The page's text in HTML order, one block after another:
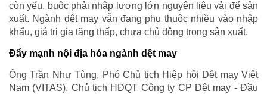
còn yếu, buộc phải nhập lượng lớn nguyên liệu vải để sản
xuất. Ngành dệt may vẫn đang phụ thuộc nhiều vào nhập
khẩu, giá trị gia tăng thấp, chưa chủ động trong sản xuất.
Đẩy mạnh nội địa hóa ngành dệt may
Ông Trần Như Tùng, Phó Chủ tịch Hiệp hội Dệt may Việt
Nam (VITAS), Chủ tịch HĐQT Công ty CP Dệt may - Đầu